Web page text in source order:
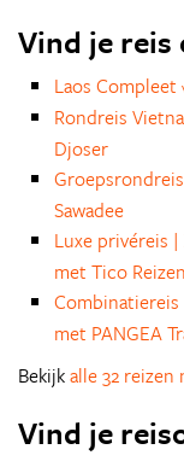
Vind je reis
Laos Compleet
Rondreis
Djoser
Sawadee
Luxe privéreis
met Tico Reizen
Combinatiereis
met PANGEA
Bekijkalle 32 reizen
Vind je